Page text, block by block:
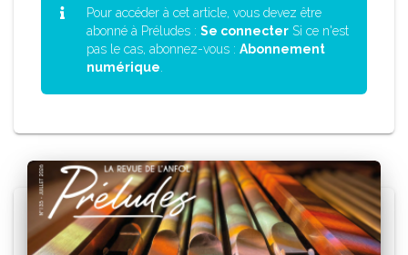
Pour accéder à cet article, vous devez être
abonné à Préludes : Se connecter Si ce n'est
pas le cas, abonnez-vous : Abonnement
numérique